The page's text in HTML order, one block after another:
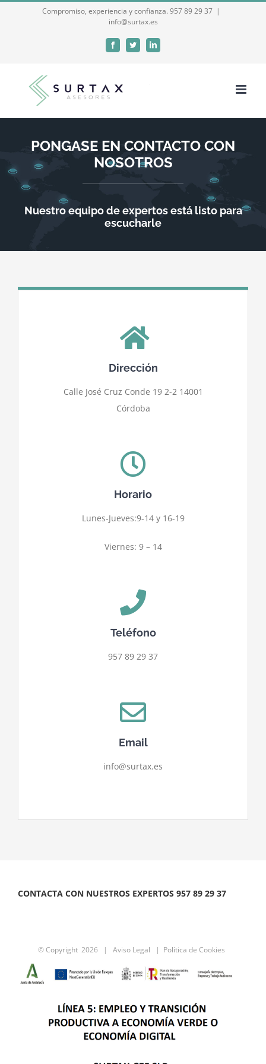
Abrir barra de herramientas
Compromiso, experiencia y confianza. 957 89 29 37 |
info@surtax.es
FacebookTwitterLinkedIn
PONGASE EN CONTACTO CON
NOSOTROS
Nuestro equipo de expertos está listo para
escucharle
Dirección
Calle José Cruz Conde 19 2-2 14001
Córdoba
Horario
Lunes-Jueves:9-14 y 16-19
Viernes: 9 – 14
Teléfono
957 89 29 37
Email
info@surtax.es
CONTACTA CON NUESTROS EXPERTOS 957 89 29 37
© Copyright 2026 | Aviso Legal | Política de Cookies